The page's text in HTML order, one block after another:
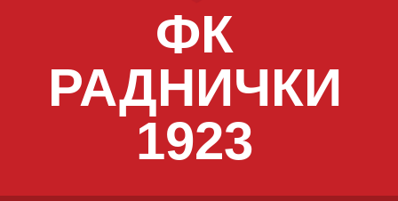
ФК
РАДНИЧКИ
1923